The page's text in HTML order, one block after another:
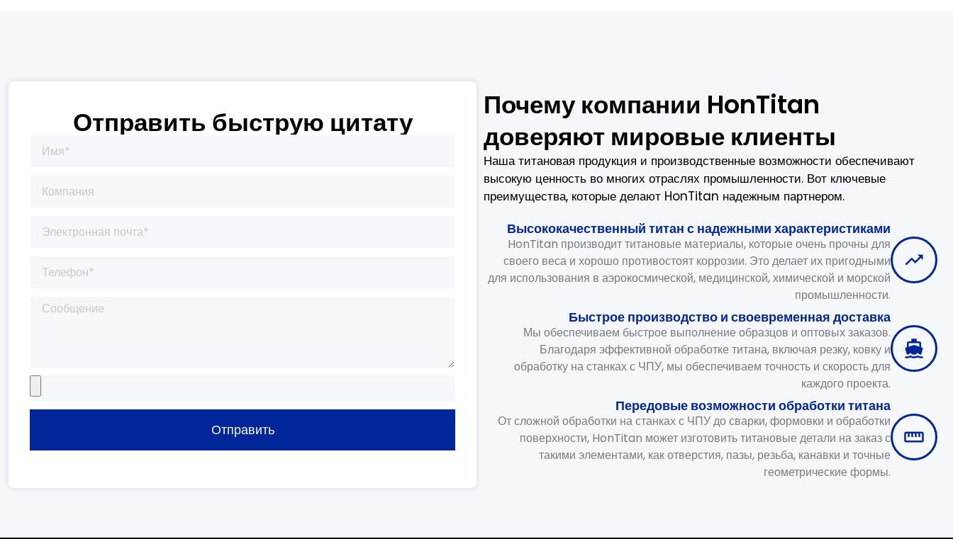
Отправить быструю цитату
Отправить
Почему компании HonTitan
доверяют мировые клиенты
Наша титановая продукция и производственные возможности обеспечивают
высокую ценность во многих отраслях промышленности. Вот ключевые
преимущества, которые делают HonTitan надежным партнером.
Высококачественный титан с надежными характеристиками
HonTitan производит титановые материалы, которые очень прочны для
своего веса и хорошо противостоят коррозии. Это делает их пригодными
для использования в аэрокосмической, медицинской, химической и морской
промышленности.
Быстрое производство и своевременная доставка
Мы обеспечиваем быстрое выполнение образцов и оптовых заказов.
Благодаря эффективной обработке титана, включая резку, ковку и
обработку на станках с ЧПУ, мы обеспечиваем точность и скорость для
каждого проекта.
Передовые возможности обработки титана
От сложной обработки на станках с ЧПУ до сварки, формовки и обработки
поверхности, HonTitan может изготовить титановые детали на заказ с
такими элементами, как отверстия, пазы, резьба, канавки и точные
геометрические формы.